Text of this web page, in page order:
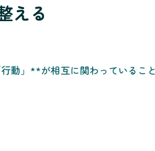
える
動」**が相互に関わっているこ